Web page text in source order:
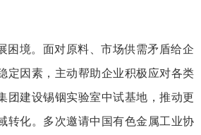
困境。面对原料、市场供需矛盾给企
定因素，主动帮助企业积极应对各类
团建设锡铟实验室中试基地，推动更
转化。多次邀请中国有色金属工业协